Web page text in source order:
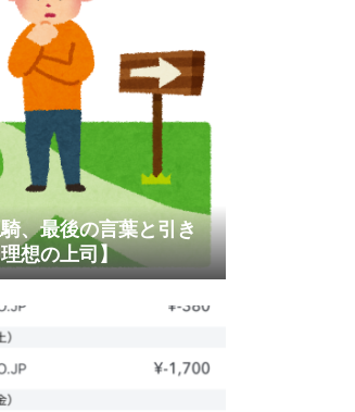
、最後の言葉と引き
想の上司】